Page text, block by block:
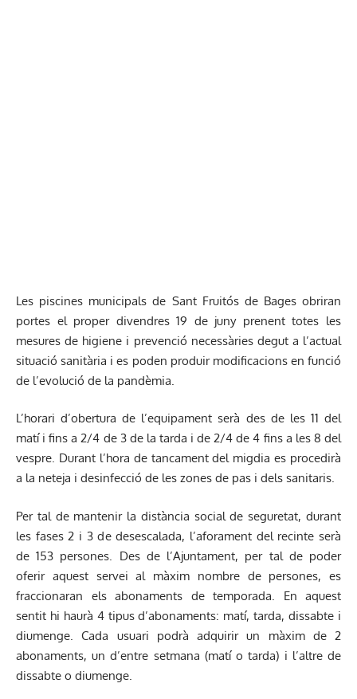
Les piscines municipals de Sant Fruitós de Bages obriran
portes el proper divendres 19 de juny prenent totes les
mesures de higiene i prevenció necessàries degut a l’actual
situació sanitària i es poden produir modificacions en funció
de l’evolució de la pandèmia.
L’horari d’obertura de l’equipament serà des de les 11 del
matí i fins a 2/4 de 3 de la tarda i de 2/4 de 4 fins a les 8 del
vespre. Durant l’hora de tancament del migdia es procedirà
a la neteja i desinfecció de les zones de pas i dels sanitaris.
Per tal de mantenir la distància social de seguretat, durant
les fases 2 i 3 de desescalada, l’aforament del recinte serà
de 153 persones. Des de l’Ajuntament, per tal de poder
oferir aquest servei al màxim nombre de persones, es
fraccionaran els abonaments de temporada. En aquest
sentit hi haurà 4 tipus d’abonaments: matí, tarda, dissabte i
diumenge. Cada usuari podrà adquirir un màxim de 2
abonaments, un d’entre setmana (matí o tarda) i l’altre de
dissabte o diumenge.